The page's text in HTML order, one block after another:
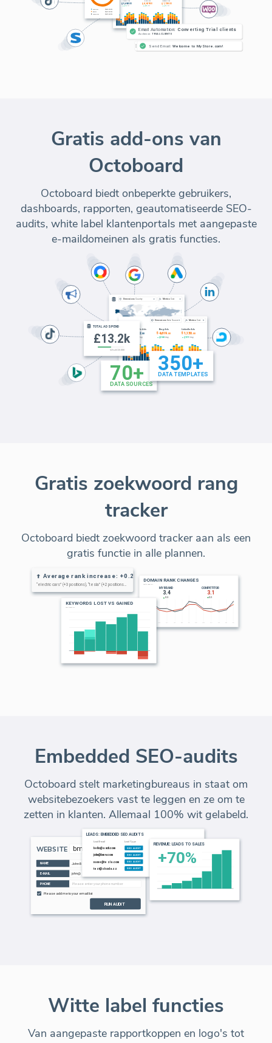
Gratis add-ons van
Octoboard
Octoboard biedt onbeperkte gebruikers,
dashboards, rapporten, geautomatiseerde SEO-
audits, white label klantenportals met aangepaste
e-maildomeinen als gratis functies.
Gratis zoekwoord rang
tracker
Octoboard biedt zoekwoord tracker aan als een
gratis functie in alle plannen.
Embedded SEO-audits
Octoboard stelt marketingbureaus in staat om
websitebezoekers vast te leggen en ze om te
zetten in klanten. Allemaal 100% wit gelabeld.
Witte label functies
Van aangepaste rapportkoppen en logo's tot